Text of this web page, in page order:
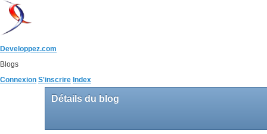
Developpez.com
Blogs
Connexion S'inscrire Index
Détails du blog